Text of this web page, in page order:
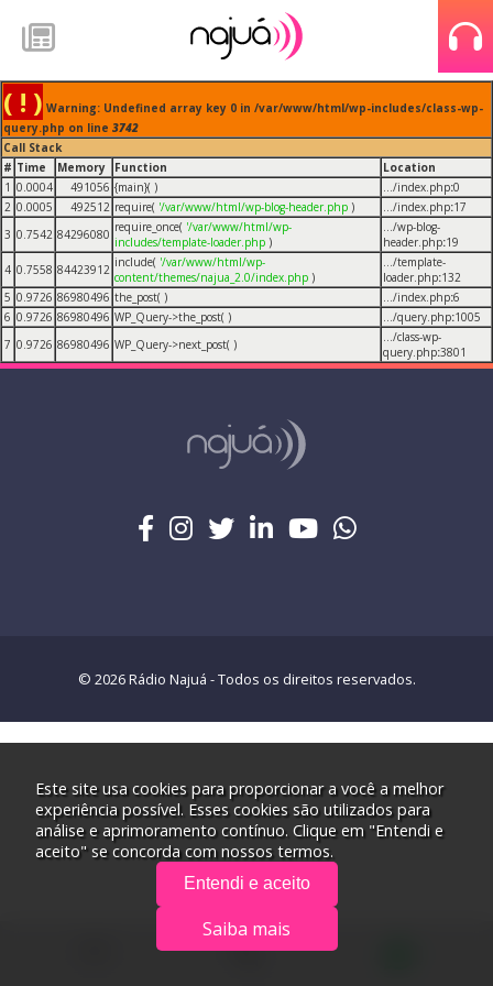
( ! ) Warning: Undefined array key 0 in /var/www/html/wp-includes/class-wp-
query.php on line 3742
Call Stack
# Time Memory Function
Location
1 0.0004 491056 {main}( ) .../index.php:0
2 0.0005 492512 require( '/var/www/html/wp-blog-header.php ) .../index.php:17
3 0.7542 84296080 require_once( '/var/www/html/wp-
includes/template-loader.php )
.../wp-blog-
header.php:19
4 0.7558 84423912 include( '/var/www/html/wp-
content/themes/najua_2.0/index.php )
.../template-
loader.php:132
5 0.9726 86980496 the_post( ) .../index.php:6
6 0.9726 86980496 WP_Query->the_post( ) .../query.php:1005
7 0.9726 86980496 WP_Query->next_post( )
.../class-wp-
query.php:3801
© 2026 Rádio Najuá - Todos os direitos reservados.
Este site usa cookies para proporcionar a você a melhor
experiência possível. Esses cookies são utilizados para
análise e aprimoramento contínuo. Clique em "Entendi e
aceito" se concorda com nossos termos.
Entendi e aceito
Saiba mais